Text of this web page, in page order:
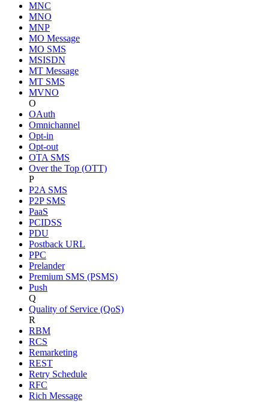
MNC
MNO
MNP
MO Message
MO SMS
MSISDN
MT Message
MT SMS
MVNO
O
OAuth
Omnichannel
Opt-in
Opt-out
OTA SMS
Over the Top (OTT)
P
P2A SMS
P2P SMS
PaaS
PCIDSS
PDU
Postback URL
PPC
Prelander
Premium SMS (PSMS)
Push
Q
Quality of Service (QoS)
R
RBM
RCS
Remarketing
REST
Retry Schedule
RFC
Rich Message